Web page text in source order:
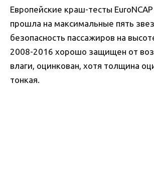
Европейские краш-тесты
прошла на максимальные пять
безопасность пассажиров на
2008-2016 хорошо защищен от
влаги, оцинкован, хотя толщина
тонкая.